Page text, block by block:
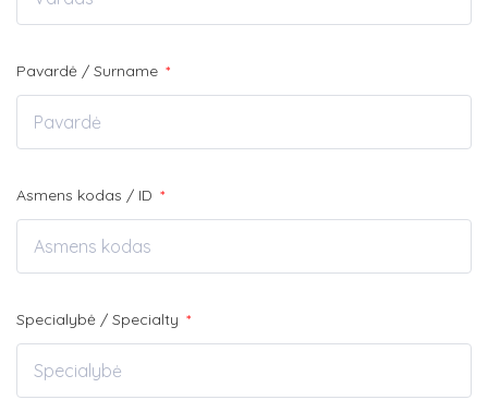
Pavardė / Surname *
Asmens kodas / ID *
Specialybė / Specialty *